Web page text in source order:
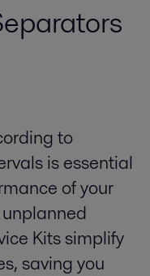
to
is essential
of your
Kits simplify
saving you